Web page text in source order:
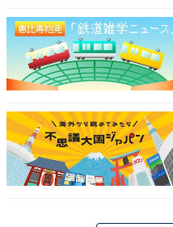
手伝いをする地元民を探
事などをしている住民に
行くことも多くあります。
ポポが主役だと紹介しま
ん大悟さんがトークを回
もちろん言葉が話せない
とんど大悟さんが住民を